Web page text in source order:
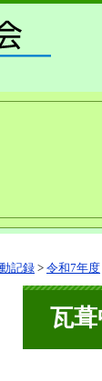
記録 > 令和7年度
瓦